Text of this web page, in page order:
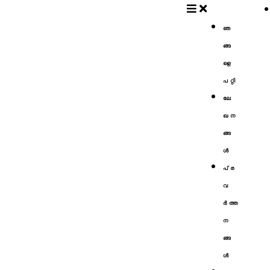
ഞ
ങ്ങ
ളെ
പറ്റി
ലേ
ഖന
ങ്ങ
ള്‍
പ്ര
വ
ര്‍ത്ത
ന
ങ്ങ
ള്‍